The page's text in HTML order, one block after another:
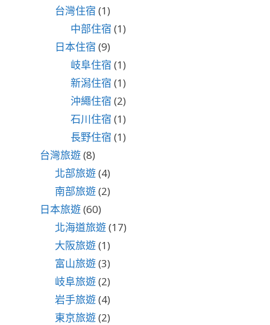
台灣住宿 (1)
中部住宿 (1)
日本住宿 (9)
岐阜住宿 (1)
新潟住宿 (1)
沖繩住宿 (2)
石川住宿 (1)
長野住宿 (1)
台灣旅遊(8)
北部旅遊(4)
南部旅遊(2)
日本旅遊(60)
北海道旅遊(17)
大阪旅遊(1)
富山旅遊(3)
岐阜旅遊(2)
岩手旅遊(4)
東京旅遊(2)